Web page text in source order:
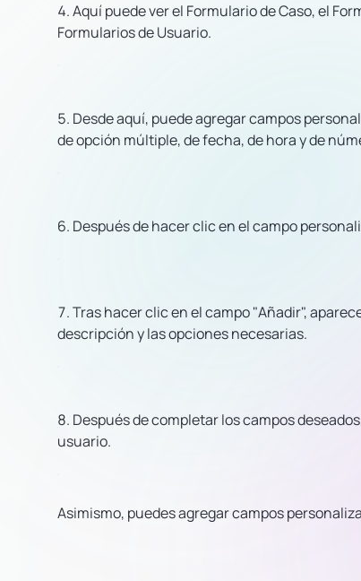
Aquí puede ver el Formulario de Caso, el
Formularios de Usuario.
Desde aquí, puede agregar campos
de opción múltiple, de fecha, de hora y de
Después de hacer clic en el campo
Tras hacer clic en el campo "Añadir",
descripción y las opciones necesarias.
Después de completar los campos
usuario.
Asimismo, puedes agregar campos